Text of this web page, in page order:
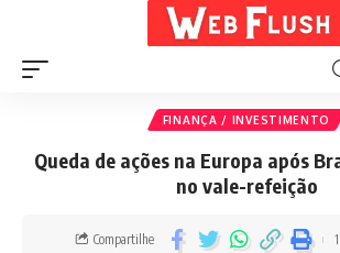
FINANÇA / INVESTIMENTO
Queda de ações na Europa após
no vale-refeição
Compartilhe